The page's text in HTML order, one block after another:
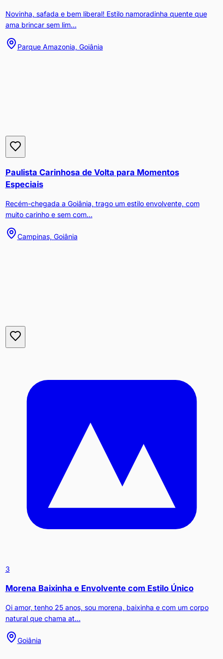
Novinha, safada e bem liberal! Estilo namoradinha quente que
ama brincar sem lim...
Parque Amazonia, Goiânia
Paulista Carinhosa de Volta para Momentos
Especiais
Recém-chegada a Goiânia, trago um estilo envolvente, com
muito carinho e sem com...
Campinas, Goiânia
3
Morena Baixinha e Envolvente com Estilo Único
Oi amor, tenho 25 anos, sou morena, baixinha e com um corpo
natural que chama at...
Goiânia